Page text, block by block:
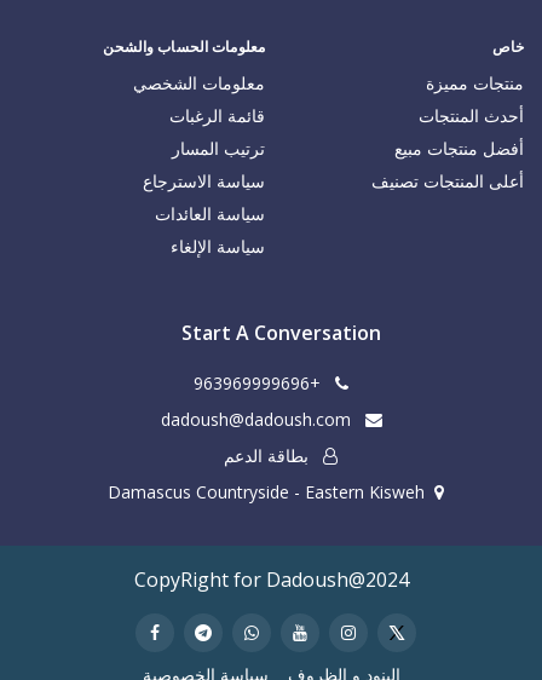
خاص
منتجات مميزة
أحدث المنتجات
أفضل منتجات مبيع
أعلى المنتجات تصنيف
معلومات الحساب والشحن
معلومات الشخصي
قائمة الرغبات
ترتيب المسار
سياسة الاسترجاع
سياسة العائدات
سياسة الإلغاء
Start A Conversation
+963969999696
بطاقة الدعم
Damascus Countryside - Eastern Kisweh
CopyRight for Dadoush@2024
البنود و الظروف سياسة الخصوصية